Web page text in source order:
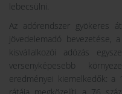
lebecsülni.
Az adórendszer gyökeres
jövedelemadó bevezetése,
kisvállalkozói adózás
versenyképesebb
eredményei kiemelkedők: a